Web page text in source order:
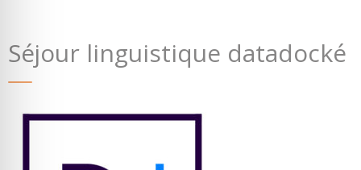
Séjour linguistique datadocké